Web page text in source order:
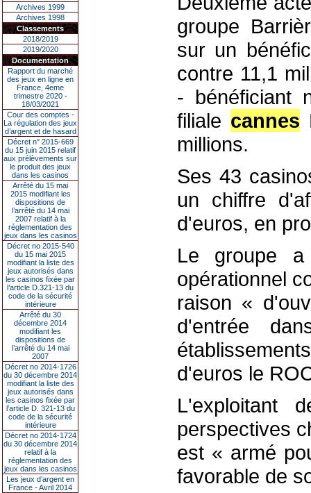
Archives 1999
Archives 1998
Classements
2018/2019
2019/2020
Documentation
Rapport du marché
des jeux en ligne en
France, 4eme
trimestre 2020 -
18/03/2021
Cour des comptes -
La régulation des jeux
d’argent et de hasard
Décret n° 2015-669
du 15 juin 2015 relatif
aux prélèvements sur
le produit des jeux
dans les casinos
Arrêté du 15 mai
2015 modifiant les
dispositions de
l’arrêté du 14 mai
2007 relatif à la
réglementation des
jeux dans les casinos
Décret no 2015-540
du 15 mai 2015
modifiant la liste des
jeux autorisés dans
les casinos fixée par
l’article D.321-13 du
code de la sécurité
intérieure
Arrêté du 30
décembre 2014
modifiant les
dispositions de
l’arrêté du 14 mai
2007
Décret no 2014-1726
du 30 décembre 2014
modifiant la liste des
jeux autorisés dans
les casinos fixée par
l’article D. 321-13 du
code de la sécurité
intérieure
Décret no 2014-1724
du 30 décembre 2014
relatif à la
réglementation des
jeux dans les casinos
Les jeux d’argent en
France - Avril 2014
groupe
sur un
contre 11,1
- bénéficiant
filiale cannes
millions.
Ses 43
un chiffre
d'euros, en
Le groupe
opérationnel
raison «
d'entrée
d'euros le
L'exploitant
perspectives
est « armé
favorable de